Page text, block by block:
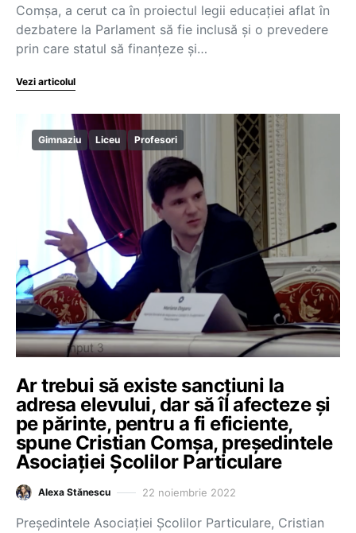
Comșa, a cerut ca în proiectul legii educației aflat în
dezbatere la Parlament să fie inclusă și o prevedere
prin care statul să finanțeze și…
Vezi articolul
Gimnaziu Liceu Profesori
Ar trebui să existe sancțiuni la
adresa elevului, dar să îl afecteze și
pe părinte, pentru a fi eficiente,
spune Cristian Comșa, președintele
Asociației Școlilor Particulare
Alexa Stănescu 22 noiembrie 2022
Președintele Asociației Școlilor Particulare, Cristian